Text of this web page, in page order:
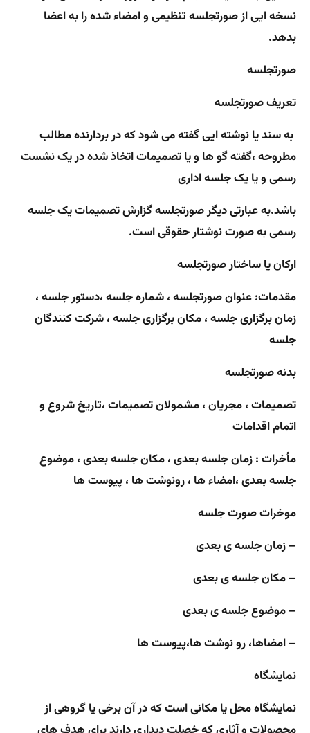
نسخه ایی از صورتجلسه تنظیمی و امضاء شده را به اعضا
بدهد.
صورتجلسه
تعریف صورتجلسه
به سند یا نوشته ایی گفته می شود که در بردارنده مطالب
مطروحه ،گفته گو ها و یا تصمیمات اتخاذ شده در یک نشست
رسمی و یا یک جلسه اداری
باشد.به عبارتی دیگر صورتجلسه گزارش تصمیمات یک جلسه
رسمی به صورت نوشتار حقوقی است.
ارکان یا ساختار صورتجلسه
مقدمات: عنوان صورتجلسه ، شماره جلسه ،‌دستور جلسه ،
زمان برگزاری جلسه ، مکان برگزاری جلسه ، شرکت کنندگان
جلسه
بدنه صورتجلسه
تصمیمات ، مجریان ، مشمولان تصمیمات ،تاریخ شروع و
اتمام اقدامات
مأخرات : زمان جلسه بعدی ، مکان جلسه بعدی ، موضوع
جلسه بعدی ،امضاء ها ، رونوشت ها ، پیوست ها
موخرات صورت جلسه
– زمان جلسه ی بعدی
– مکان جلسه ی بعدی
– موضوع جلسه ی بعدی
– امضاها، رو نوشت ها،پیوست ها
نمایشگاه
نمایشگاه محل یا مکانی است که در آن برخی یا گروهی از